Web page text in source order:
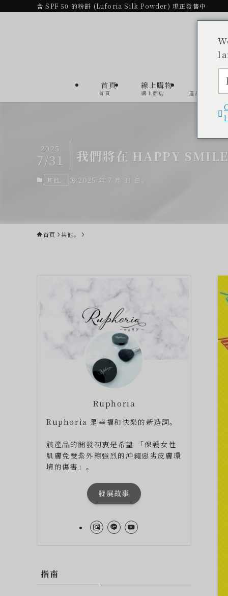
含 SPF 50 的粉餅 (Luforia Silk Powder) 現正發售中
首頁
首頁
線上購物
網上商店 產品清單
我們將在 HAPPY
2025
7/31
其他。 2025 年 7 月 31 日。
首頁 其他。
Ruphoria
Ruphoria 是幸福和快樂的新造詞。
該產品的開發初衷是希望 「保護女性
肌膚免受紫外線強烈的沖繩惡劣皮膚環
境的傷害」。
發展故事
指南